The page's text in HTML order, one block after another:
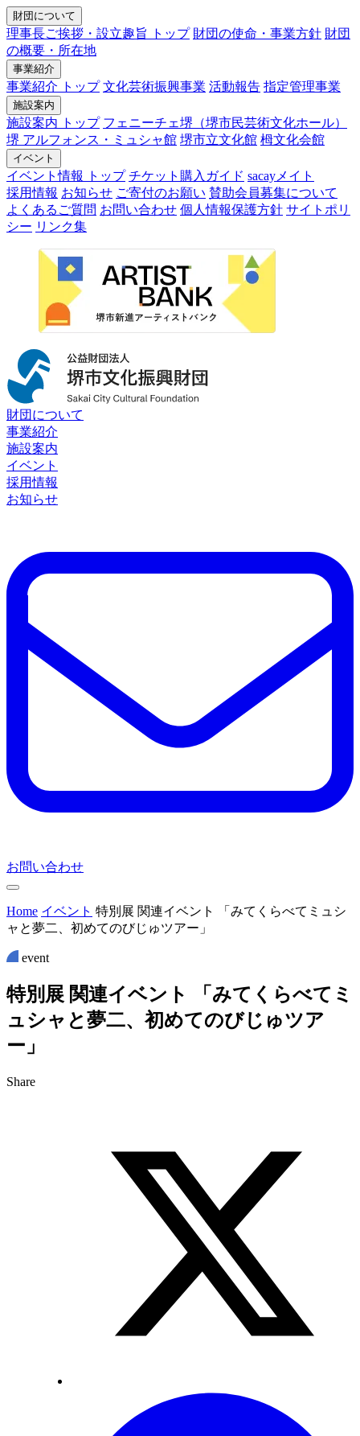
財団について
理事長ご挨拶・設立趣旨 トップ 財団の使命・事業方針 財団
の概要・所在地
事業紹介
事業紹介 トップ 文化芸術振興事業 活動報告 指定管理事業
施設案内
施設案内 トップ フェニーチェ堺（堺市民芸術文化ホール）
堺 アルフォンス・ミュシャ館 堺市立文化館 栂文化会館
イベント
イベント情報 トップ チケット購入ガイド sacayメイト
採用情報 お知らせ ご寄付のお願い 賛助会員募集について
よくあるご質問 お問い合わせ 個人情報保護方針 サイトポリ
シー リンク集
財団について
事業紹介
施設案内
イベント
採用情報
お知らせ
お問い合わせ
Home イベント 特別展 関連イベント 「みてくらべてミュシ
ャと夢二、初めてのびじゅツアー」
event
特別 展 関連イベン ト 「 みて く らべて ミ
ュシャ と夢二、 初めてのびじ ゅツア
ー 」
Share